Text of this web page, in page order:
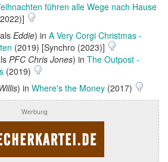
führen alle Wege nach Hause
Eddie) in A Very Corgi Christmas -
(2019) [Synchro (2023)]
PFC Chris Jones) in The Outpost -
(2019)
) in Where's the Money (2017)
Werbung